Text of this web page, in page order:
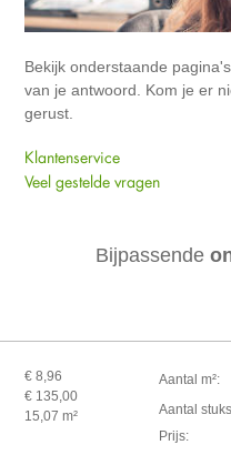
Bekijk onderstaande
van je antwoord. Kom je er
gerust.
Klantenservice
Veel gestelde vragen
Bijpassende
€ 8,96
€ 135,00
15,07 m²
Aantal m²:
Aantal
Prijs: